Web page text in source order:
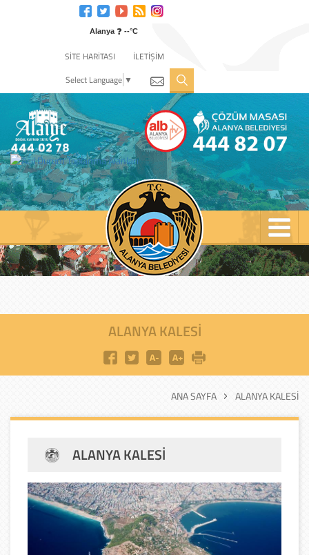
Alanya ❓ --°C
SİTE HARİTASI
İLETİŞİM
Select Language ▼
ALANYA KALESI
ANA SAYFA ALANYA KALESI
ALANYA KALESI